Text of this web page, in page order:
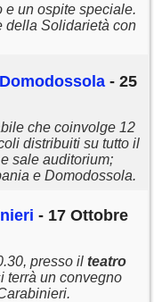
e un ospite speciale.
della Solidarietà con
- 25
che coinvolge 12
distribuiti su tutto il
sale auditorium;
e Domodossola.
- 17 Ottobre
presso il teatro
terrà un convegno